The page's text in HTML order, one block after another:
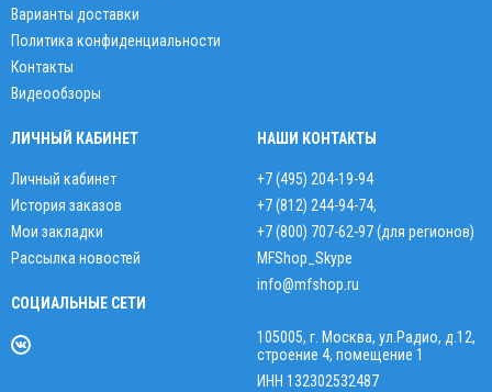
Варианты доставки
Политика конфиденциальности
Контакты
Видеообзоры
ЛИЧНЫЙ КАБИНЕТ
Личный кабинет
История заказов
Мои закладки
Рассылка новостей
СОЦИАЛЬНЫЕ СЕТИ
НАШИ КОНТАКТЫ
+7 (495) 204-19-94
+7 (812) 244-94-74,
+7 (800) 707-62-97 (для регионов)
MFShop_Skype
info@mfshop.ru
105005, г. Москва, ул.Радио, д.12,
строение 4, помещение 1
ИНН 132302532487